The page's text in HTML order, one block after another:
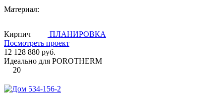
Материал:
Кирпич
ПЛАНИРОВКА
Посмотреть проект
12 128 880 руб.
Идеально для POROTHERM
20